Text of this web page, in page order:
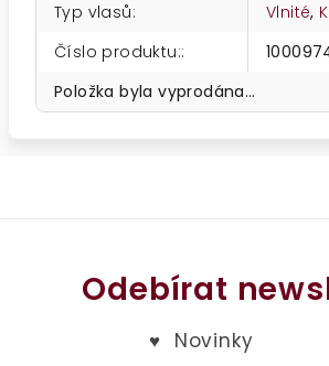
Typ vlasů: Vlnité,
Číslo produktu::
Položka byla vyprodána…
Odebírat